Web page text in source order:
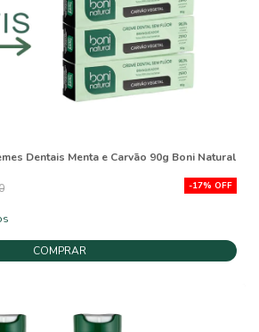
Dentais Menta e Carvão 90g Boni Natural
-17% OFF